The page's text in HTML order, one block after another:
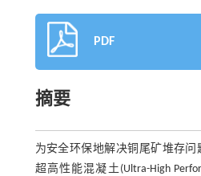
PDF
摘要
为安全环保地解决铜尾矿堆存
超高性能混凝土(Ultra-High